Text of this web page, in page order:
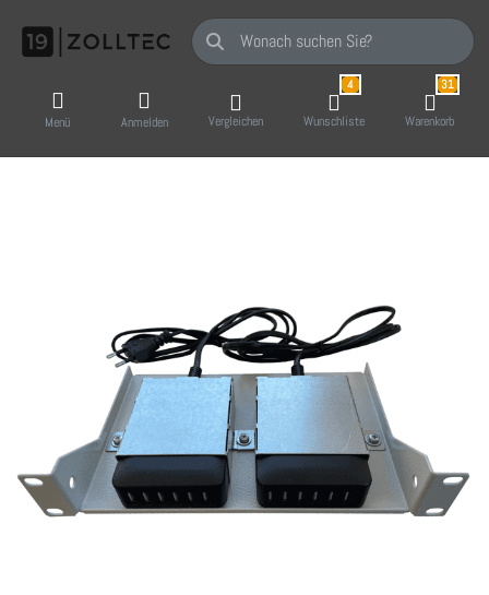
Geben Sie einen Suchbegriff ein. Während
Menü Anmelden Vergleichen
4
Wunschliste
31
Warenkorb